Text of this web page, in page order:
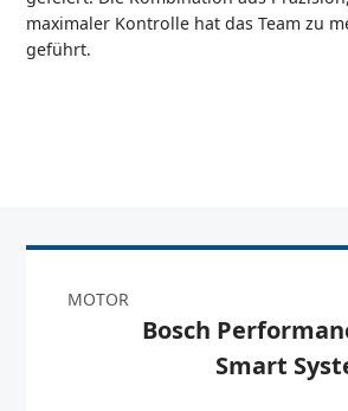
maximaler Kontrolle hat das Team zu
geführt.
MOTOR
Bosch
Smart